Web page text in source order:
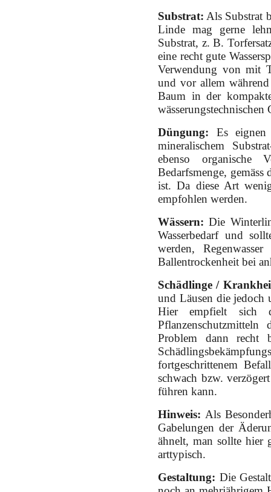
Substrat: Als Substrat
Linde mag gerne
Substrat, z. B.
eine recht gute
Verwendung von mit
und vor allem
Baum in der
wässerungstechnischen
Düngung: Es eignen
mineralischem
ebenso organische
Bedarfsmenge,
ist. Da diese Art
empfohlen werden.
Wässern: Die
Wasserbedarf und
werden,
Ballentrockenheit bei
Schädlinge /
und Läusen die jedoch
Hier empfielt
Problem dann recht
fortgeschrittenem
schwach bzw.
führen kann.
Hinweis: Als
Gabelungen der
ähnelt, man sollte hier
arttypisch.
Gestaltung: Die